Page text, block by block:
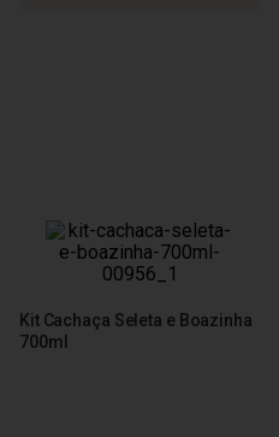
Kit Cachaça Seleta e Boazinha
700ml